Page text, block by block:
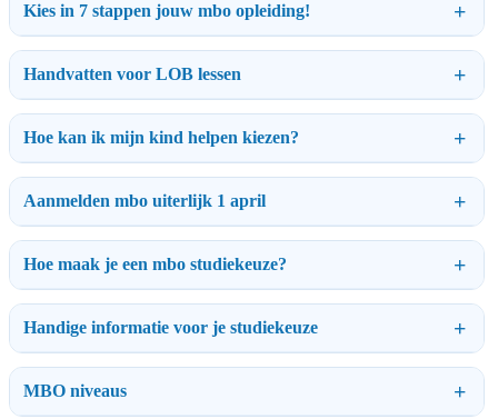
Kies in 7 stappen jouw mbo opleiding!
Handvatten voor LOB lessen
Hoe kan ik mijn kind helpen kiezen?
Aanmelden mbo uiterlijk 1 april
Hoe maak je een mbo studiekeuze?
Handige informatie voor je studiekeuze
MBO niveaus